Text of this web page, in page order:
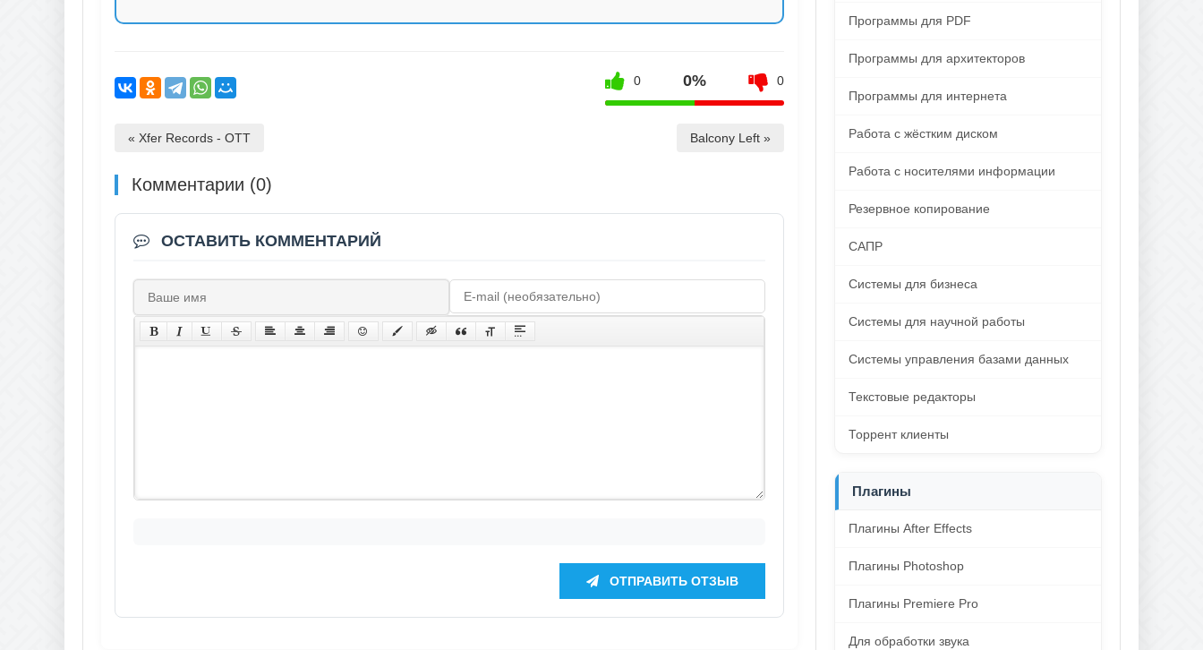
0 0% 0
« Xfer Records - OTT Balcony Left »
Комментарии (0)
ОСТАВИТЬ КОММЕНТАРИЙ
ОТПРАВИТЬ ОТЗЫВ
Программы для PDF
Программы для архитекторов
Программы для интернета
Работа с жёстким диском
Работа с носителями информации
Резервное копирование
САПР
Системы для бизнеса
Системы для научной работы
Системы управления базами данных
Текстовые редакторы
Торрент клиенты
Плагины
Плагины After Effects
Плагины Photoshop
Плагины Premiere Pro
Для обработки звука